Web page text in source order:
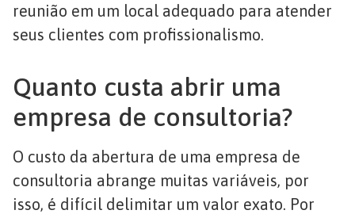
reunião em um local adequado para atender
seus clientes com profissionalismo.
Quanto custa abrir uma
empresa de consultoria?
O custo da abertura de uma empresa de
consultoria abrange muitas variáveis, por
isso, é difícil delimitar um valor exato. Por